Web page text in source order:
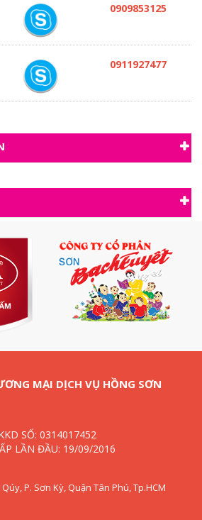
0909853125
0911927477
MẠI DỊCH VỤ HỒNG SƠN
SỐ: 0314017452
LẦN ĐẦU: 19/09/2016
P. Sơn Kỳ, Quận Tân Phú, Tp.HCM